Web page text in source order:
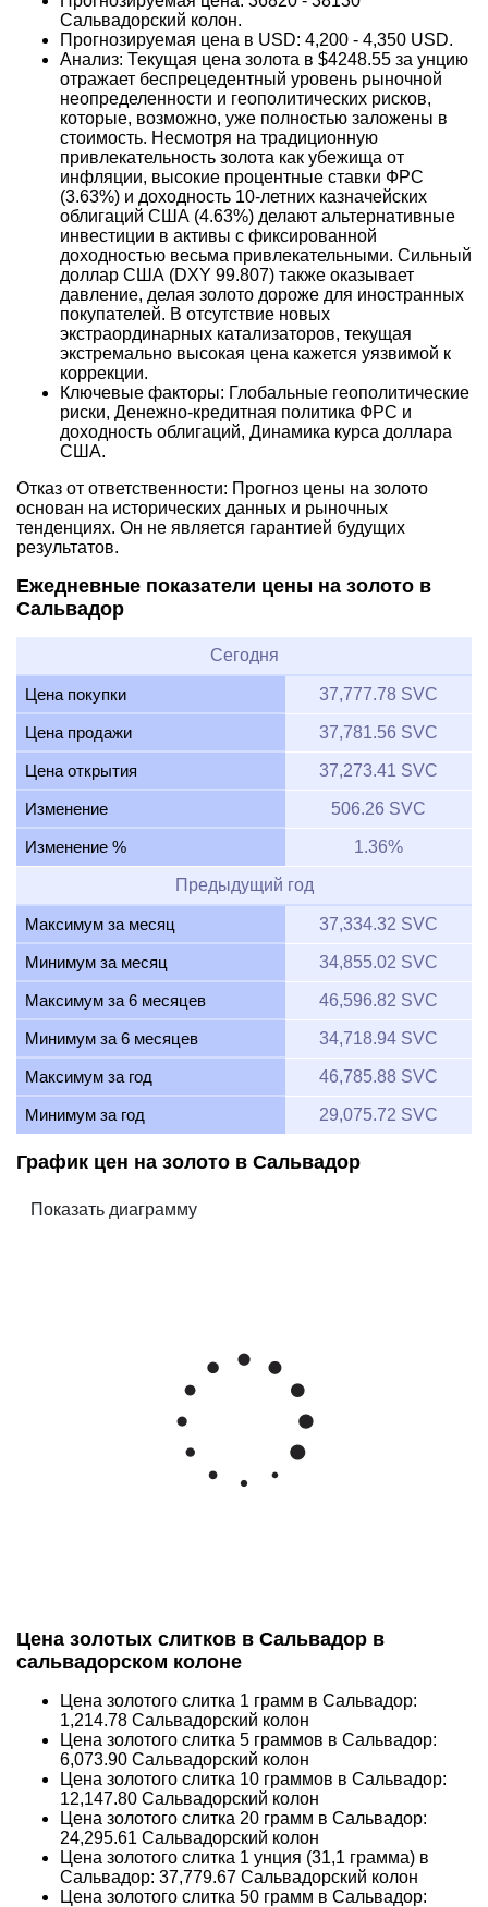
Сальвадорский колон.
Прогнозируемая цена в USD: 4,200 - 4,350 USD.
Анализ: Текущая цена золота в $4248.55 за унцию
отражает беспрецедентный уровень рыночной
неопределенности и геополитических рисков,
которые, возможно, уже полностью заложены в
стоимость. Несмотря на традиционную
привлекательность золота как убежища от
инфляции, высокие процентные ставки ФРС
(3.63%) и доходность 10-летних казначейских
облигаций США (4.63%) делают альтернативные
инвестиции в активы с фиксированной
доходностью весьма привлекательными. Сильный
доллар США (DXY 99.807) также оказывает
давление, делая золото дороже для иностранных
покупателей. В отсутствие новых
экстраординарных катализаторов, текущая
экстремально высокая цена кажется уязвимой к
коррекции.
Ключевые факторы: Глобальные геополитические
риски, Денежно-кредитная политика ФРС и
доходность облигаций, Динамика курса доллара
США.
Отказ от ответственности: Прогноз цены на золото
основан на исторических данных и рыночных
тенденциях. Он не является гарантией будущих
результатов.
Ежедневные показатели цены на золото в
Сальвадор
Сегодня
Цена покупки 37,777.78 SVC
Цена продажи 37,781.56 SVC
Цена открытия 37,273.41 SVC
Изменение 506.26 SVC
Изменение % 1.36%
Предыдущий год
Максимум за месяц 37,334.32 SVC
Минимум за месяц 34,855.02 SVC
Максимум за 6 месяцев 46,596.82 SVC
Минимум за 6 месяцев 34,718.94 SVC
Максимум за год 46,785.88 SVC
Минимум за год 29,075.72 SVC
График цен на золото в Сальвадор
Цена золотых слитков в Сальвадор в
сальвадорском колоне
Цена золотого слитка 1 грамм в Сальвадор:
1,214.78 Сальвадорский колон
Цена золотого слитка 5 граммов в Сальвадор:
6,073.90 Сальвадорский колон
Цена золотого слитка 10 граммов в Сальвадор:
12,147.80 Сальвадорский колон
Цена золотого слитка 20 грамм в Сальвадор:
24,295.61 Сальвадорский колон
Цена золотого слитка 1 унция (31,1 грамма) в
Сальвадор: 37,779.67 Сальвадорский колон
Цена золотого слитка 50 грамм в Сальвадор: